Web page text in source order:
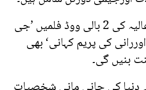
سال 2023 میں عالیہ کی 2 بالی ووڈ فلمیں ’جی
کی پریم کہانی‘ بھی
بنیں گی۔